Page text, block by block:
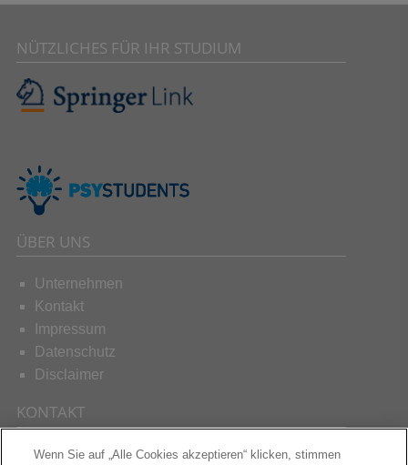
NÜTZLICHES FÜR IHR STUDIUM
ÜBER UNS
Unternehmen
Kontakt
Impressum
Datenschutz
Disclaimer
KONTAKT
Schreiben Sie uns
Wenn Sie auf „Alle Cookies akzeptieren“ klicken, stimmen